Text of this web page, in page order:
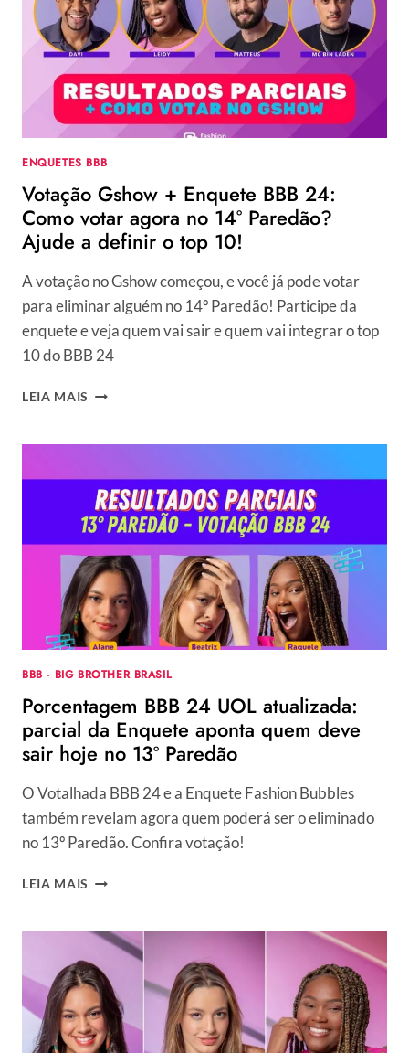
ENQUETES BBB
Votação Gshow + Enquete BBB 24:
Como votar agora no 14° Paredão?
Ajude a definir o top 10!
A votação no Gshow começou, e você já pode votar
para eliminar alguém no 14º Paredão! Participe da
enquete e veja quem vai sair e quem vai integrar o top
10 do BBB 24
LEIA MAIS VOTAÇÃO
ENQUETE
24:
COMO
VOTAR
AGORA
NO
14°
PAREDÃO?
AJUDE
A
O
10!
BBB - BIG BROTHER BRASIL
Porcentagem BBB 24 UOL atualizada:
parcial da Enquete aponta quem deve
sair hoje no 13º Paredão
O Votalhada BBB 24 e a Enquete Fashion Bubbles
também revelam agora quem poderá ser o eliminado
no 13º Paredão. Confira votação!
LEIA MAIS PORCENTAGEM
UOL
ATUALIZADA:
PARCIAL
DA
ENQUETE
APONTA